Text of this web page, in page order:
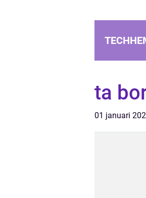
ta
01 januari